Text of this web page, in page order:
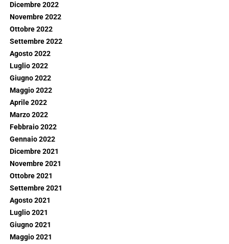
Dicembre 2022
Novembre 2022
Ottobre 2022
Settembre 2022
Agosto 2022
Luglio 2022
Giugno 2022
Maggio 2022
Aprile 2022
Marzo 2022
Febbraio 2022
Gennaio 2022
Dicembre 2021
Novembre 2021
Ottobre 2021
Settembre 2021
Agosto 2021
Luglio 2021
Giugno 2021
Maggio 2021